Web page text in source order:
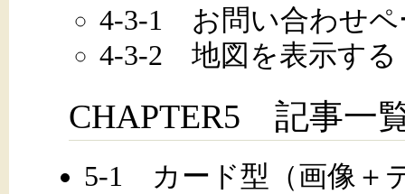
4-3-1 お問い合わせペ
4-3-2 地図を表示する
CHAPTER5 記事一
5-1 カード型（画像＋